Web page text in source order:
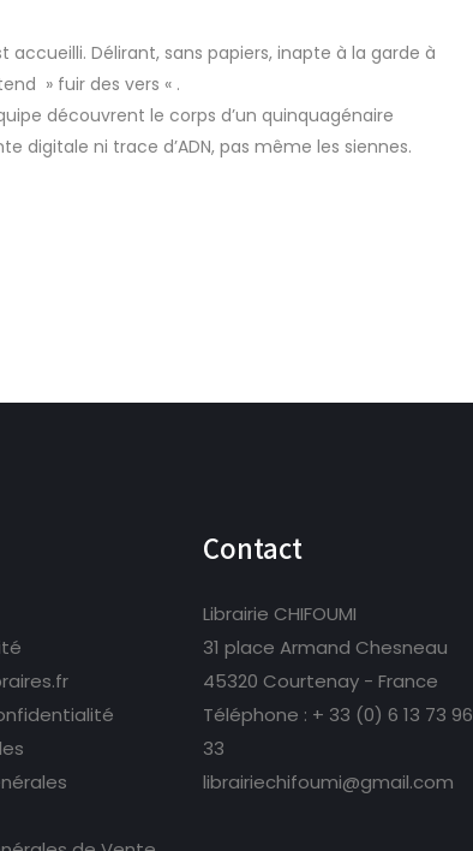
Délirant, sans papiers, inapte à la garde à
» fuir des vers « .
découvrent le corps d’un quinquagénaire
digitale ni trace d’ADN, pas même les siennes.
Contact
Librairie CHIFOUMI
31 place Armand Chesneau
45320 Courtenay - France
Téléphone : + 33 (0) 6 13 73 96
33
librairiechifoumi@gmail.com